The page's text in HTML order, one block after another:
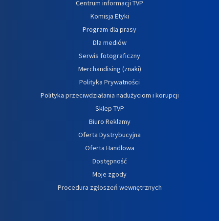
Centrum informacji TVP
Komisja Etyki
Program dla prasy
Dla mediów
Serwis fotograficzny
Merchandising (znaki)
Polityka Prywatności
Polityka przeciwdziałania nadużyciom i korupcji
Sklep TVP
Biuro Reklamy
Oferta Dystrybucyjna
Oferta Handlowa
Dostępność
Moje zgody
Procedura zgłoszeń wewnętrznych